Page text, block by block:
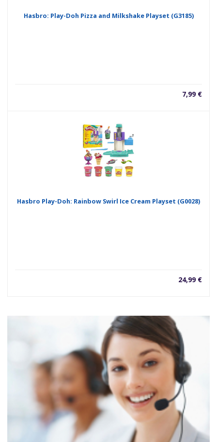
Hasbro: Play-Doh Pizza and Milkshake Playset (G3185)
7,99 €
Hasbro Play-Doh: Rainbow Swirl Ice Cream Playset (G0028)
24,99 €